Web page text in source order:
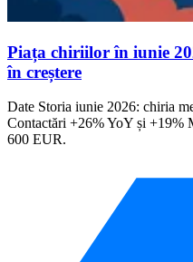
Piața chiriilor în iunie
în creștere
Date Storia iunie 2026: chiria
Contactări +26% YoY și +19%
600 EUR.